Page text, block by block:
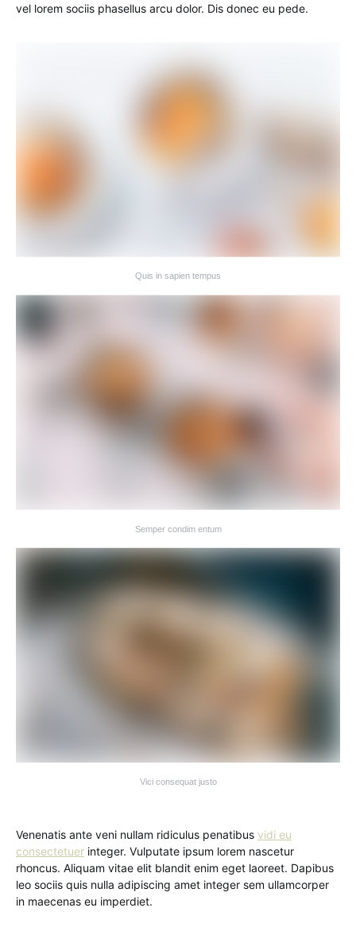
vel lorem sociis phasellus arcu dolor. Dis donec eu pede.
Quis in sapien tempus
Semper condim entum
Vici consequat justo
Venenatis ante veni nullam ridiculus penatibus vidi eu
consectetuer integer. Vulputate ipsum lorem nascetur
rhoncus. Aliquam vitae elit blandit enim eget laoreet. Dapibus
leo sociis quis nulla adipiscing amet integer sem ullamcorper
in maecenas eu imperdiet.